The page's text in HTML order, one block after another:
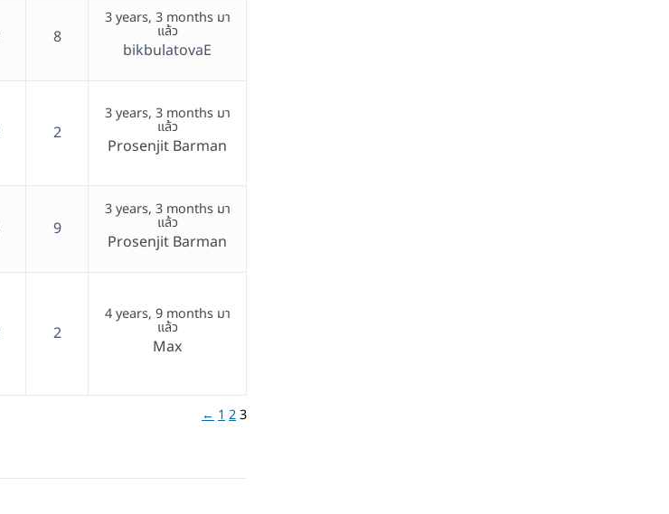
8
3 years, 3 months มา
แล้ว
bikbulatovaE
2
3 years, 3 months มา
แล้ว
Prosenjit Barman
9
3 years, 3 months มา
แล้ว
Prosenjit Barman
2
4 years, 9 months มา
แล้ว
Max
← 1 23